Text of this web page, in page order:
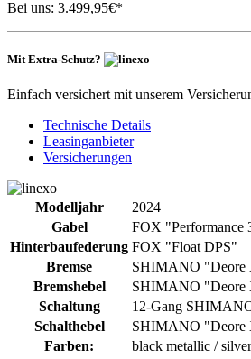
Bei uns: 3.499,95€*
Mit Extra-Schutz?
Einfach versichert mit unserem
Technische Details
Leasinganbieter
Versicherungen
Modelljahr
2024
Gabel
FOX "Performance
Hinterbaufederung FOX "Float DPS"
Bremse
SHIMANO "Deore
Bremshebel
SHIMANO
Schaltung
12-Gang
Schalthebel
SHIMANO "Deore
Farben:
black metallic /